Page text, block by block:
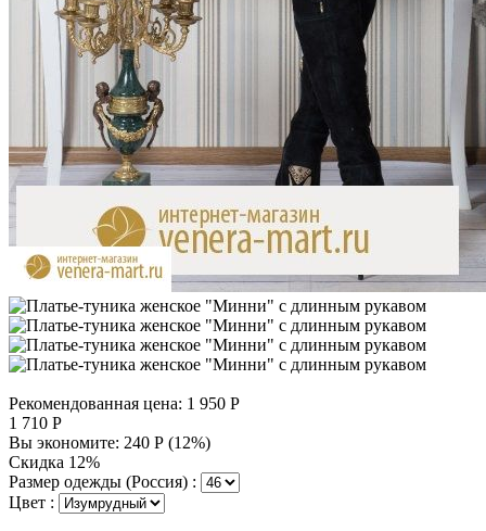
Рекомендованная цена: 1 950 Р
1 710 Р
Вы экономите: 240 Р (12%)
Скидка 12%
Размер одежды (Россия) :
Цвет :